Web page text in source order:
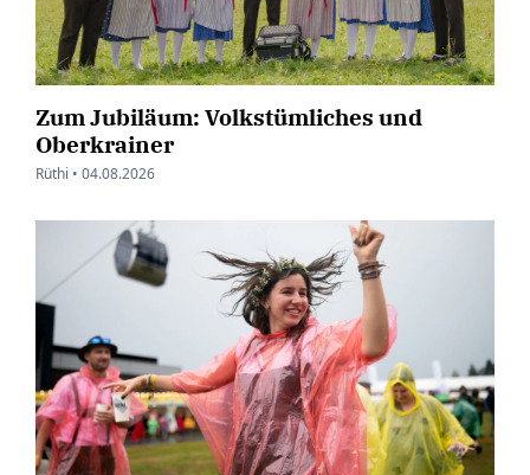
Zum Jubiläum: Volkstümliches und
Oberkrainer
Rüthi • 04.08.2026